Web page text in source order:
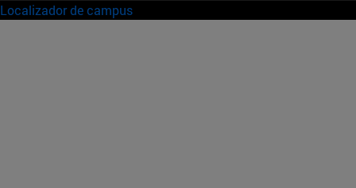
Localizador de campus